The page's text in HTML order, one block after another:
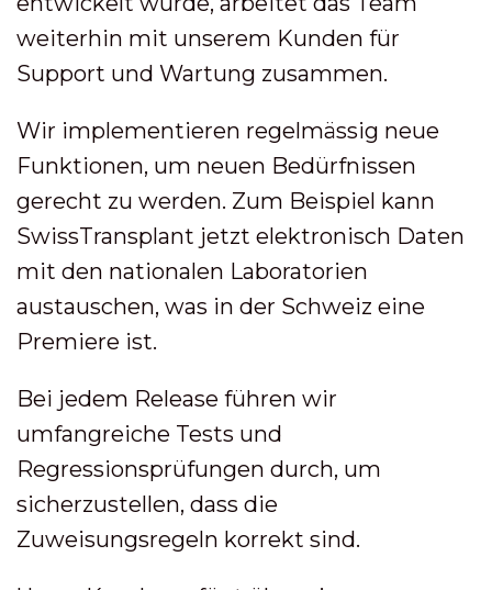
weiterhin mit unserem Kunden für
Support und Wartung zusammen.
Wir implementieren regelmässig neue
Funktionen, um neuen Bedürfnissen
gerecht zu werden. Zum Beispiel kann
SwissTransplant jetzt elektronisch Daten
mit den nationalen Laboratorien
austauschen, was in der Schweiz eine
Premiere ist.
Bei jedem Release führen wir
umfangreiche Tests und
Regressionsprüfungen durch, um
sicherzustellen, dass die
Zuweisungsregeln korrekt sind.